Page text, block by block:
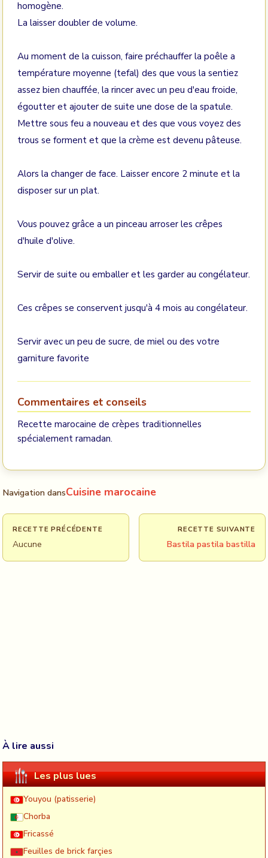
homogène.
La laisser doubler de volume.
Au moment de la cuisson, faire préchauffer la poêle a
température moyenne (tefal) des que vous la sentiez
assez bien chauffée, la rincer avec un peu d'eau froide,
égoutter et ajouter de suite une dose de la spatule.
Mettre sous feu a nouveau et des que vous voyez des
trous se forment et que la crème est devenu pâteuse.
Alors la changer de face. Laisser encore 2 minute et la
disposer sur un plat.
Vous pouvez grâce a un pinceau arroser les crêpes
d'huile d'olive.
Servir de suite ou emballer et les garder au congélateur.
Ces crêpes se conservent jusqu'à 4 mois au congélateur.
Servir avec un peu de sucre, de miel ou des votre
garniture favorite
Commentaires et conseils
Recette marocaine de crèpes traditionnelles
spécialement ramadan.
Navigation dansCuisine marocaine
RECETTE PRÉCÉDENTE
Aucune
RECETTE SUIVANTE
Bastila pastila bastilla
À lire aussi
Les plus lues
Youyou (patisserie)
Chorba
Fricassé
Feuilles de brick farçies